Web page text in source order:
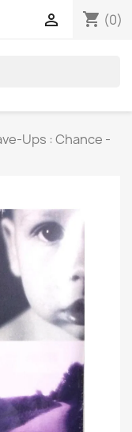
shopping_cart (0)

Ups : Chance -